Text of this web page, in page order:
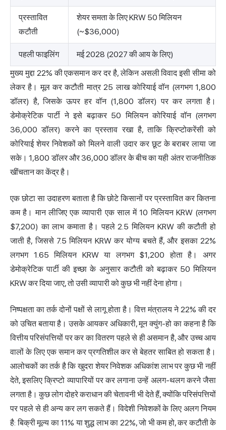
प्रस्तावित
कटौती
शेयर समता के लिए KRW 50 मिलियन
(~$36,000)
पहली फाइलिंग
मई 2028 (2027 की आय के लिए)
मुख्य मुद्दा 22% की एकसमान कर दर है, लेकिन असली विवाद इसी सीमा को
लेकर है। मूल कर कटौती मात्र 25 लाख कोरियाई वॉन (लगभग 1,800
डॉलर) है, जिसके ऊपर हर वॉन (1,800 डॉलर) पर कर लगता है।
डेमोक्रेटिक पार्टी ने इसे बढ़ाकर 50 मिलियन कोरियाई वॉन (लगभग
36,000 डॉलर) करने का प्रस्ताव रखा है, ताकि क्रिप्टोकरेंसी को
कोरियाई शेयर निवेशकों को मिलने वाली उदार कर छूट के बराबर लाया जा
सके। 1,800 डॉलर और 36,000 डॉलर के बीच का यही अंतर राजनीतिक
खींचतान का केंद्र है।
एक छोटा सा उदाहरण बताता है कि छोटे किसानों पर प्रस्तावित कर कितना
कम है। मान लीजिए एक व्यापारी एक साल में 10 मिलियन KRW (लगभग
$7,200) का लाभ कमाता है। पहले 2.5 मिलियन KRW की कटौती हो
जाती है, जिससे 7.5 मिलियन KRW कर योग्य बचते हैं, और इसका 22%
लगभग 1.65 मिलियन KRW या लगभग $1,200 होता है। अगर
डेमोक्रेटिक पार्टी की इच्छा के अनुसार कटौती को बढ़ाकर 50 मिलियन
KRW कर दिया जाए, तो उसी व्यापारी को कुछ भी नहीं देना होगा।
निष्पक्षता का तर्क दोनों पक्षों से लागू होता है। वित्त मंत्रालय ने 22% की दर
को उचित बताया है। उसके आयकर अधिकारी, मून क्युंग-हो का कहना है कि
वित्तीय परिसंपत्तियों पर कर का वितरण पहले से ही असमान है, और उच्च आय
वालों के लिए एक समान कर प्रगतिशील कर से बेहतर साबित हो सकता है।
आलोचकों का तर्क है कि खुदरा शेयर निवेशक अधिकांश लाभ पर कुछ भी नहीं
देते, इसलिए क्रिप्टो व्यापारियों पर कर लगाना उन्हें अलग-थलग करने जैसा
लगता है। कुछ लोग दोहरे कराधान की चेतावनी भी देते हैं, क्योंकि परिसंपत्तियों
पर पहले से ही अन्य कर लग सकते हैं। विदेशी निवेशकों के लिए अलग नियम
है: बिक्री मूल्य का 11% या शुद्ध लाभ का 22%, जो भी कम हो, कर कटौती के